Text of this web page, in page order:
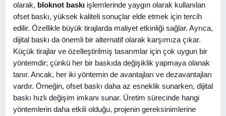
olarak, bloknot baskı işlemlerinde yaygın olarak kullanılan
ofset baskı, yüksek kaliteli sonuçlar elde etmek için tercih
edilir. Özellikle büyük tirajlarda maliyet etkinliği sağlar. Ayrıca,
dijital baskı da önemli bir alternatif olarak karşımıza çıkar.
Küçük tirajlar ve özelleştirilmiş tasarımlar için çok uygun bir
yöntemdir; çünkü her bir baskıda değişiklik yapmaya olanak
tanır. Ancak, her iki yöntemin de avantajları ve dezavantajları
vardır. Örneğin, ofset baskı daha az esneklik sunarken, dijital
baskı hızlı değişim imkanı sunar. Üretim sürecinde hangi
yöntemlerin daha etkili olduğu, projenin gereksinimlerine